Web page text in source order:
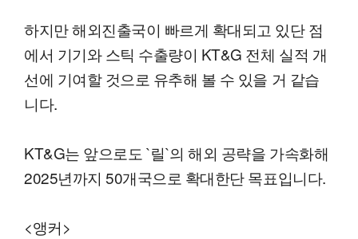
하지만 해외진출국이 빠르게 확대되고 있단 점
에서 기기와 스틱 수출량이 KT&G 전체 실적 개
선에 기여할 것으로 유추해 볼 수 있을 거 같습
니다.
KT&G는 앞으로도 `릴`의 해외 공략을 가속화해
2025년까지 50개국으로 확대한단 목표입니다.
<앵커>